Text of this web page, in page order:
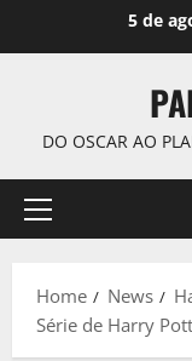
5 de
DO OSCAR AO
Primary
Home News
Série de Harry